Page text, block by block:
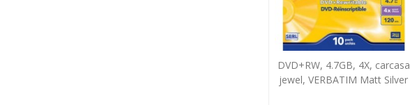
DVD+RW, 4.7GB, 4X, carcasa
jewel, VERBATIM Matt Silver